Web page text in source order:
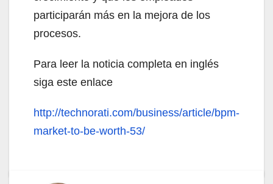
participarán más en la mejora de los
procesos.
Para leer la noticia completa en inglés
siga este enlace
http://technorati.com/business/article/bpm-
market-to-be-worth-53/